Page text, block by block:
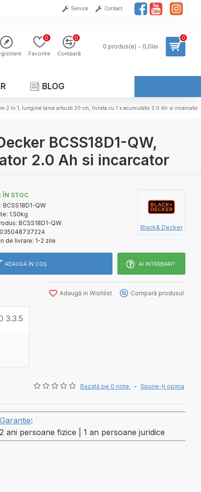
Service Contact
Favorite
0
Compară
0
0 produs(e) - 0,0lei
0
BLOG
2 in 1, lungime lama arbusti 20 cm, livrata cu 1 x acumulator 2.0 Ah si incarcator
BCSS18D1-QW,
2.0 Ah si incarcator
Bazată pe 0 note. - Spune-ţi opinia
ÎN STOC
BCSS18D1-QW
1.50kg
BCSS18D1-QW
de livrare: 1-2 zile
Black& Decker
ADAUGĂ ÎN COŞ AI INTREBARI?
Adaugă in Wishlist Compară produsul
Garantie:
2 ani persoane fizice | 1 an persoane juridice